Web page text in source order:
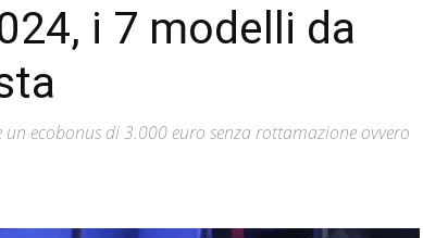
i 7 modelli da
ecobonus di 3.000 euro senza rottamazione ovvero